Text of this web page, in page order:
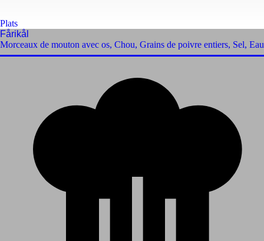
Plats
Fårikål
Morceaux de mouton avec os, Chou, Grains de poivre entiers, Sel, Eau